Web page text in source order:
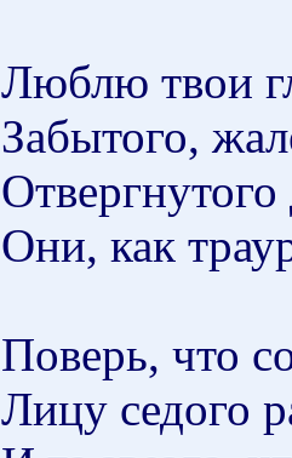
Люблю твои
Забытого,
Они, как
Поверь, что
Лицу седого